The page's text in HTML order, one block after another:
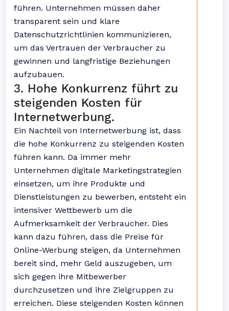
führen. Unternehmen müssen daher
transparent sein und klare
Datenschutzrichtlinien kommunizieren,
um das Vertrauen der Verbraucher zu
gewinnen und langfristige Beziehungen
aufzubauen.
3. Hohe Konkurrenz führt zu
steigenden Kosten für
Internetwerbung.
Ein Nachteil von Internetwerbung ist, dass
die hohe Konkurrenz zu steigenden Kosten
führen kann. Da immer mehr
Unternehmen digitale Marketingstrategien
einsetzen, um ihre Produkte und
Dienstleistungen zu bewerben, entsteht ein
intensiver Wettbewerb um die
Aufmerksamkeit der Verbraucher. Dies
kann dazu führen, dass die Preise für
Online-Werbung steigen, da Unternehmen
bereit sind, mehr Geld auszugeben, um
sich gegen ihre Mitbewerber
durchzusetzen und ihre Zielgruppen zu
erreichen. Diese steigenden Kosten können